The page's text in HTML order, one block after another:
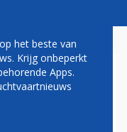
HET
LAND...
het beste van
Krijg onbeperkt
Apps.